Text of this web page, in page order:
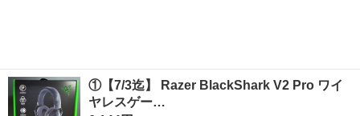
①【7/3迄】 Razer BlackShark V2 Pro ワイ
ヤレスゲー…